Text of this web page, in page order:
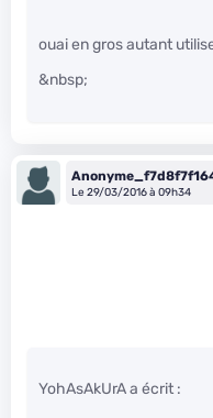
ouai en gros autant
&nbsp;
Le 29/03/2016 à 09h34
YohAsAkUrA a écrit :